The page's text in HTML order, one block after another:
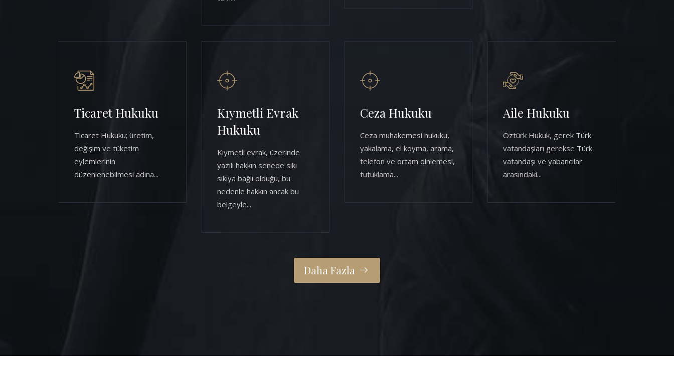
Ticaret Hukuku
Ticaret Hukuku; üretim,
değişim ve tüketim
eylemlerinin
düzenlenebilmesi adına...
Kıymetli Evrak
Hukuku
Kıymetli evrak, üzerinde
yazılı hakkın senede sıkı
sıkıya bağlı olduğu, bu
nedenle hakkın ancak bu
belgeyle...
Ceza Hukuku
Ceza muhakemesi hukuku,
yakalama, el koyma, arama,
telefon ve ortam dinlemesi,
tutuklama...
Aile Hukuku
Öztürk Hukuk, gerek Türk
vatandaşları gerekse Türk
vatandaşı ve yabancılar
arasındaki...
Daha Fazla